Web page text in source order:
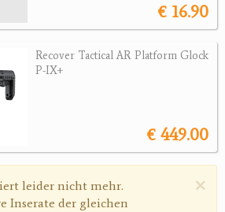
€ 16.90
Recover Tactical AR Platform Glock
P-IX+
€ 449.00
×
leider nicht mehr.
Inserate der gleichen